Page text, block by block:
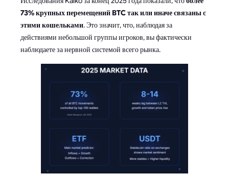
73% крупных перемещений BTC так или иначе связаны с
этими кошельками. Это значит, что, наблюдая за
действиями небольшой группы игроков, вы фактически
наблюдаете за нервной системой всего рынка.